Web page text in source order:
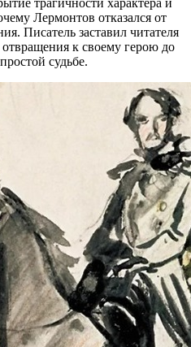
Лермонтов отказался от
Писатель заставил читателя
к своему герою до
судьбе.